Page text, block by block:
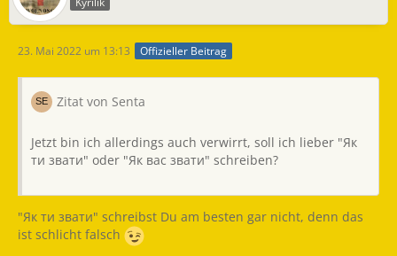
23. Mai 2022 um 13:13 Offizieller Beitrag
Zitat von Senta
Jetzt bin ich allerdings auch verwirrt, soll ich lieber "Як
ти звати" oder "Як вас звати" schreiben?
"Як ти звати" schreibst Du am besten gar nicht, denn das
ist schlicht falsch